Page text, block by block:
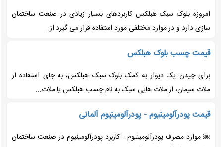
امروزه بلوک سبک هبلکس کاربردهای بسیار زیادی در صنعت ساختمان
سازی دارد و در موارد مختلفی مورد استفاده قرار می گیرد.از...
قیمت چسب بلوک هبلکس
برای چیدن یک دیوار به کمک بلوک سبک هبلکس، به جای استفاده از
ملات سیمان، از ملات هایی سبک به نام چسب هبلکس یا ملات...
قیمت پودرآلومینیوم - پودرآلومینیوم آلمانی
￼ موارد مصرف پودرآلومینیوم - کاربرد پودرآلومینیوم در صنعت ساختمان